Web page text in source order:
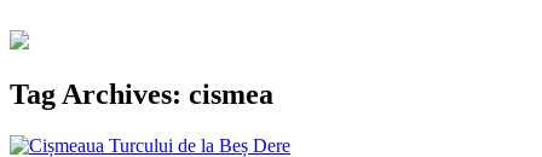
Tag Archives: cismea